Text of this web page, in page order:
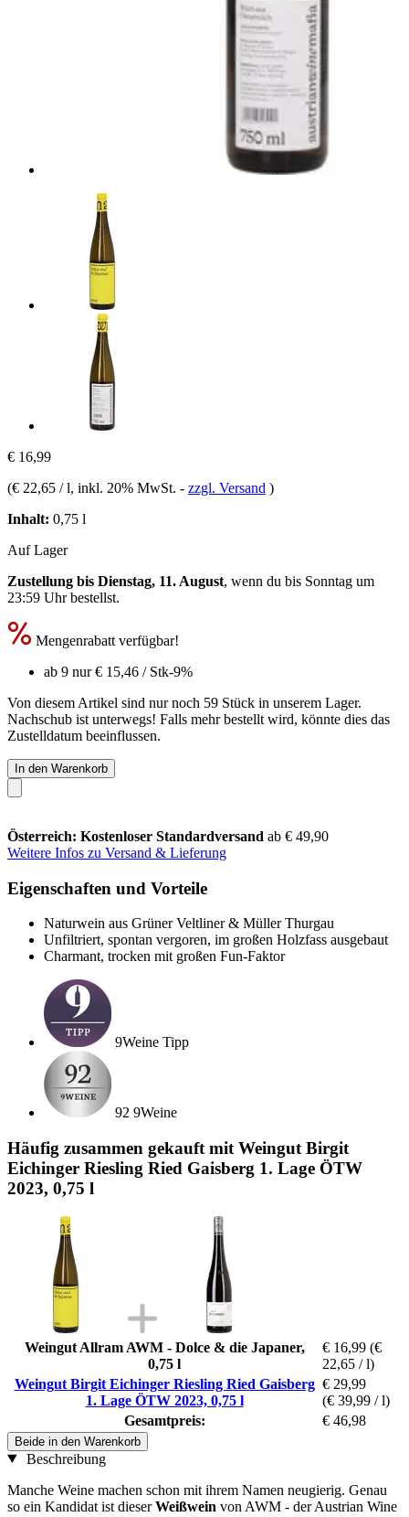
€ 16,99
(€ 22,65 / l, inkl. 20% MwSt. - zzgl. Versand )
Inhalt: 0,75 l
Auf Lager
Zustellung bis Dienstag, 11. August, wenn du bis Sonntag um
23:59 Uhrbestellst.
Mengenrabatt verfügbar!
ab 9 nur€ 15,46 / Stk-9%
Von diesem Artikel sind nur noch 59 Stück in unserem Lager.
Nachschub ist unterwegs! Falls mehr bestellt wird, könnte dies das
Zustelldatum beeinflussen.
In den Warenkorb
Österreich: Kostenloser Standardversand ab € 49,90
Weitere Infos zu Versand & Lieferung
Eigenschaften und Vorteile
Naturwein aus Grüner Veltliner & Müller Thurgau
Unfiltriert, spontan vergoren, im großen Holzfass ausgebaut
Charmant, trocken mit großen Fun-Faktor
9Weine Tipp
92 9Weine
Häufig zusammen gekauft mit Weingut Birgit
Eichinger Riesling Ried Gaisberg 1. Lage ÖTW
2023, 0,75 l
Weingut Allram AWM - Dolce & die Japaner,
0,75 l
€ 16,99 (€
22,65 / l)
Weingut Birgit Eichinger Riesling Ried Gaisberg
1. Lage ÖTW 2023, 0,75 l
€ 29,99
(€ 39,99 / l)
Gesamtpreis:
€ 46,98
Beide in den Warenkorb
Beschreibung
Manche Weine machen schon mit ihrem Namen neugierig. Genau
so ein Kandidat ist dieserWeißwein von AWM - der Austrian Wine